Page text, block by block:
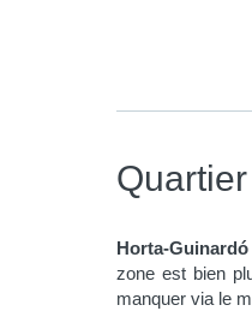
Quartier
Horta-Guinardó
zone est bien
manquer via le